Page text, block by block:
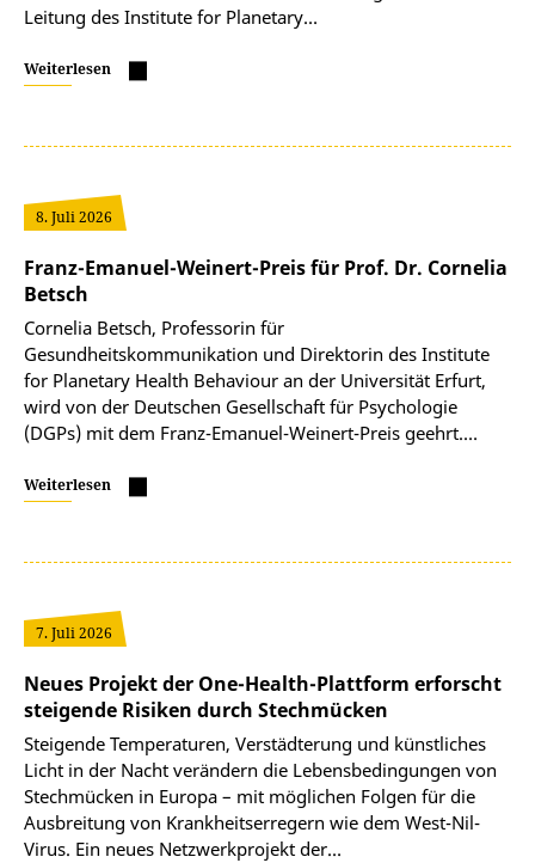
Leitung des Institute for Planetary…
Weiterlesen
8. Juli 2026
Franz-Emanuel-Weinert-Preis für Prof. Dr. Cornelia
Betsch
Cornelia Betsch, Professorin für
Gesundheitskommunikation und Direktorin des Institute
for Planetary Health Behaviour an der Universität Erfurt,
wird von der Deutschen Gesellschaft für Psychologie
(DGPs) mit dem Franz-Emanuel-Weinert-Preis geehrt.…
Weiterlesen
7. Juli 2026
Neues Projekt der One-Health-Plattform erforscht
steigende Risiken durch Stechmücken
Steigende Temperaturen, Verstädterung und künstliches
Licht in der Nacht verändern die Lebensbedingungen von
Stechmücken in Europa – mit möglichen Folgen für die
Ausbreitung von Krankheitserregern wie dem West-Nil-
Virus. Ein neues Netzwerkprojekt der…